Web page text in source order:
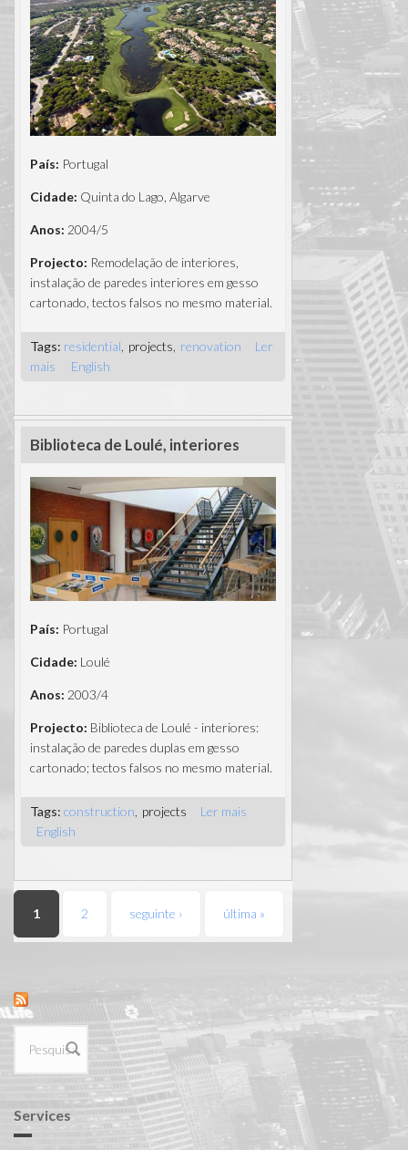
País: Portugal
Cidade: Quinta do Lago, Algarve
Anos: 2004/5
Projecto: Remodelação de interiores,
instalação de paredes interiores em gesso
cartonado, tectos falsos no mesmo material.
Tags: residential projects renovation
Ler
mais acerca de Quinta do Lago, Algarve, interiores
English
Biblioteca de Loulé, interiores
País: Portugal
Cidade: Loulé
Anos: 2003/4
Projecto: Biblioteca de Loulé - interiores:
instalação de paredes duplas em gesso
cartonado; tectos falsos no mesmo material.
Tags: construction projects Ler mais
English
Páginas
1 2 seguinte › última »
Formulário
de procura
Services